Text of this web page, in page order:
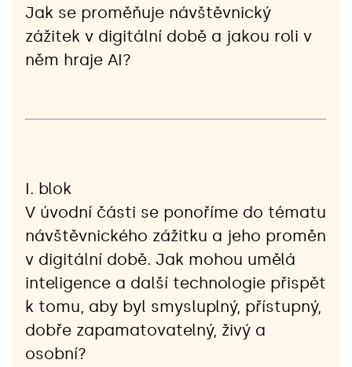
Jak se proměňuje návštěvnický
zážitek v digitální době a jakou roli v
něm hraje AI?
I. blok
V úvodní části se ponoříme do tématu
návštěvnického zážitku a jeho proměn
v digitální době. Jak mohou umělá
inteligence a další technologie přispět
k tomu, aby byl smysluplný, přístupný,
dobře zapamatovatelný, živý a
osobní?